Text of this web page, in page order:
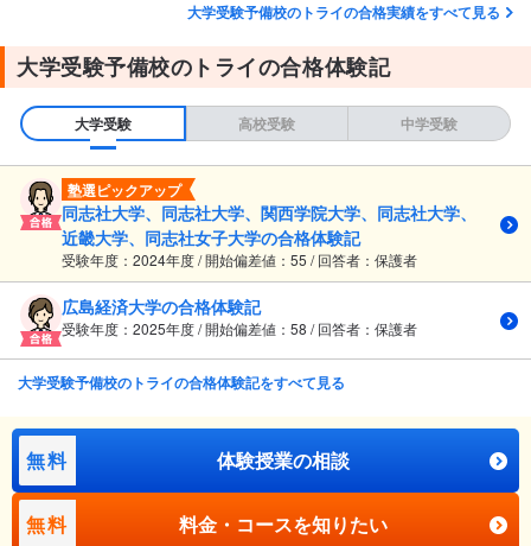
大学受験予備校のトライの合格実績をすべて見る
大学受験予備校のトライの合格体験記
大学受験 高校受験 中学受験
塾選ピックアップ
同志社大学、同志社大学、関西学院大学、同志社大学、
近畿大学、同志社女子大学の合格体験記
受験年度：2024年度 / 開始偏差値：55 / 回答者：保護者
広島経済大学の合格体験記
受験年度：2025年度 / 開始偏差値：58 / 回答者：保護者
大学受験予備校のトライの合格体験記をすべて見る
無料 体験授業の相談
無料 料金・コースを知りたい